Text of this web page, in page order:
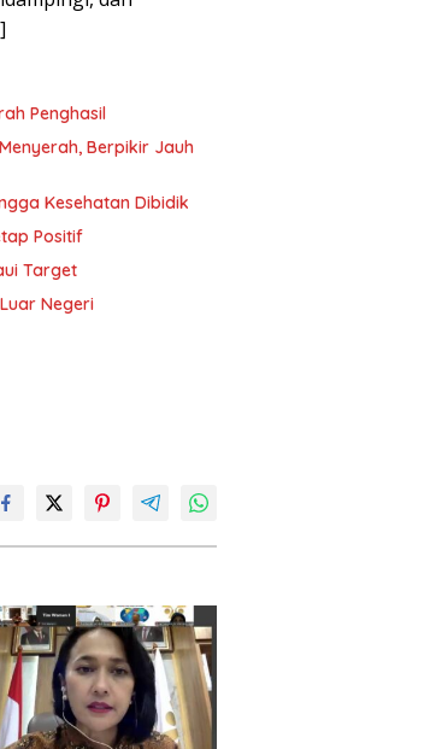
Penghasil
Berpikir Jauh
Kesehatan Dibidik
Positif
Target
Negeri